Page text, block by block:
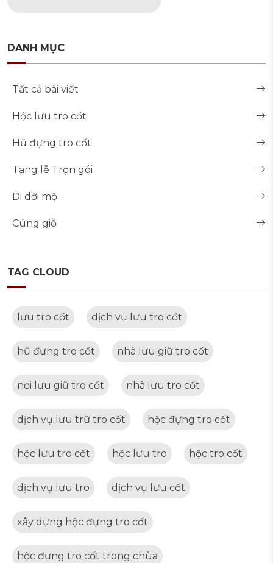
DANH MỤC
Tất cả bài viết
Hộc lưu tro cốt
Hũ đựng tro cốt
Tang lễ Trọn gói
Di dời mộ
Cúng giỗ
TAG CLOUD
lưu tro cốt dịch vụ lưu tro cốt
hũ đựng tro cốt nhà lưu giữ tro cốt
nơi lưu giữ tro cốt nhà lưu tro cốt
dịch vụ lưu trữ tro cốt hộc đựng tro cốt
hộc lưu tro cốt hộc lưu tro hộc tro cốt
dịch vụ lưu tro dịch vụ lưu cốt
xây dựng hộc đựng tro cốt
hộc đựng tro cốt trong chùa